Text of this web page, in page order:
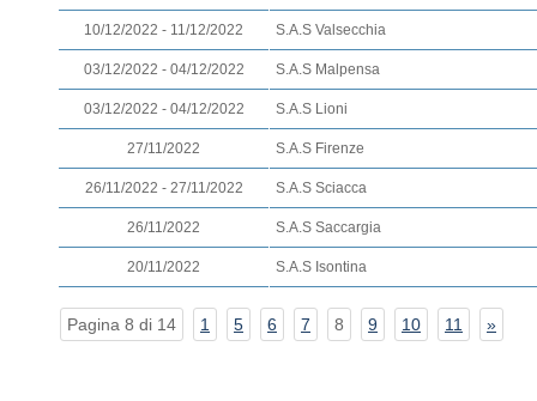
10/12/2022 - 11/12/2022 S.A.S Valsecchia
03/12/2022 - 04/12/2022 S.A.S Malpensa
03/12/2022 - 04/12/2022 S.A.S Lioni
27/11/2022 S.A.S Firenze
26/11/2022 - 27/11/2022 S.A.S Sciacca
26/11/2022 S.A.S Saccargia
20/11/2022 S.A.S Isontina
Pagina 8 di 14 1 5 6 7 8 9 10 11 »